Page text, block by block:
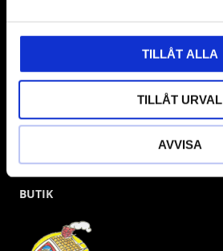
TILLÅT ALLA
TILLÅT URVAL
AVVISA
BUTIK